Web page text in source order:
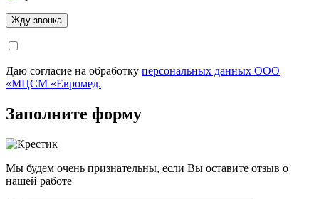
Даю согласие на обработку персональных данных ООО
«МЦСМ «Евромед.
Заполните форму
Мы будем очень признательны, если Вы оставите отзыв о
нашей работе